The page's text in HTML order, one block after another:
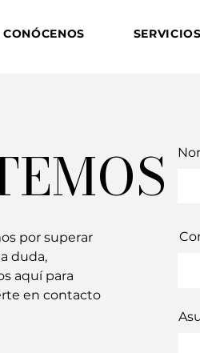
CONÓCENOS SERVICIOS
por superar
duda,
aquí para
en contacto